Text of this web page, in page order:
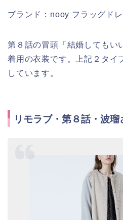
ブランド：nooy フラッグドレ
第８話の冒頭「結婚してもい
着用の衣装です。上記２タイ
しています。
リモラブ・第８話・波瑠